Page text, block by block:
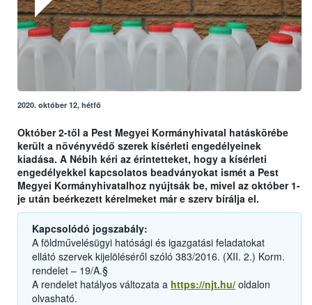
2020. október 12, hétfő
Október 2-től a Pest Megyei Kormányhivatal hatáskörébe
került a növényvédő szerek kísérleti engedélyeinek
kiadása. A Nébih kéri az érintetteket, hogy a kísérleti
engedélyekkel kapcsolatos beadványokat ismét a Pest
Megyei Kormányhivatalhoz nyújtsák be, mivel az október 1-
je után beérkezett kérelmeket már e szerv bírálja el.
Kapcsolódó jogszabály:
A földművelésügyi hatósági és igazgatási feladatokat
ellátó szervek kijelöléséről szóló 383/2016. (XII. 2.) Korm.
rendelet – 19/A.§
A rendelet hatályos változata a https://njt.hu/ oldalon
olvasható.